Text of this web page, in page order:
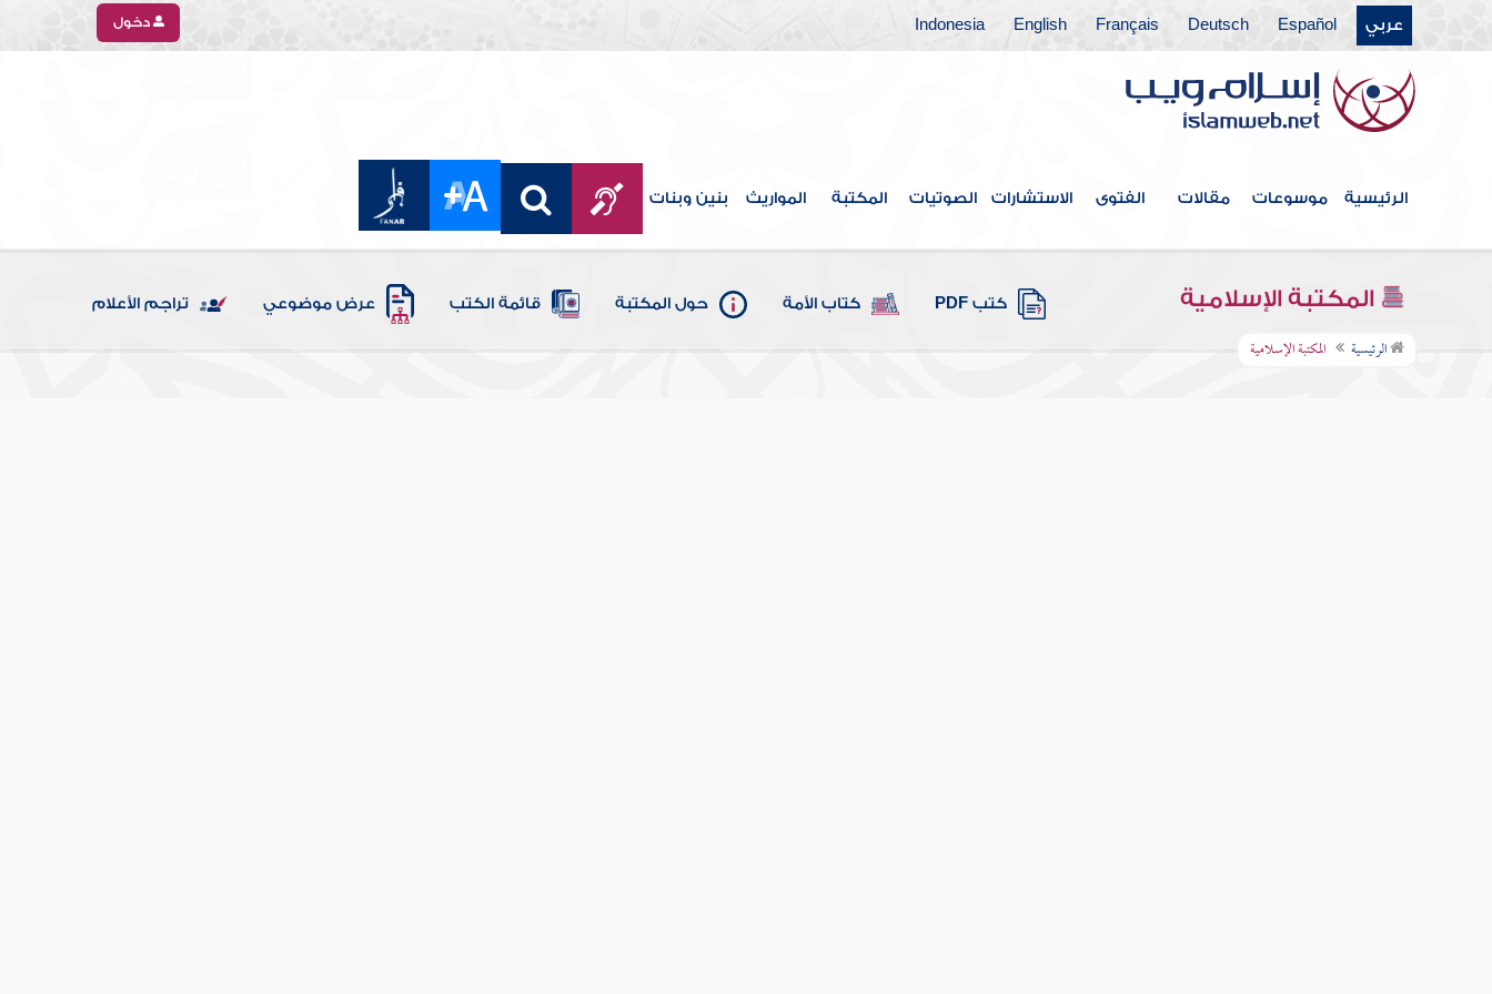
عربي Español
Deutsch
Français
English
Indonesia دخول
الرئيسية موسوعات مقالات الفتوى الاستشارات الصوتيات المكتبة المواريث بنين وبنات
المكتبة الإسلامية كتب PDF كتاب الأمة حول المكتبة قائمة الكتب عرض موضوعي تراجم الأعلام
الرئيسية المكتبة الإسلامية